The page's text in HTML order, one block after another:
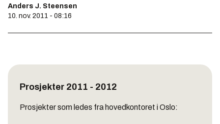
Anders J. Steensen
10. nov. 2011 - 08:16
Prosjekter 2011 - 2012
Prosjekter som ledes fra hovedkontoret i Oslo: